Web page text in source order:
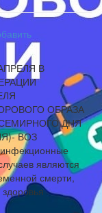
В
ОБРАЗА
ДНЯ
ВОЗ
являются
смерти,